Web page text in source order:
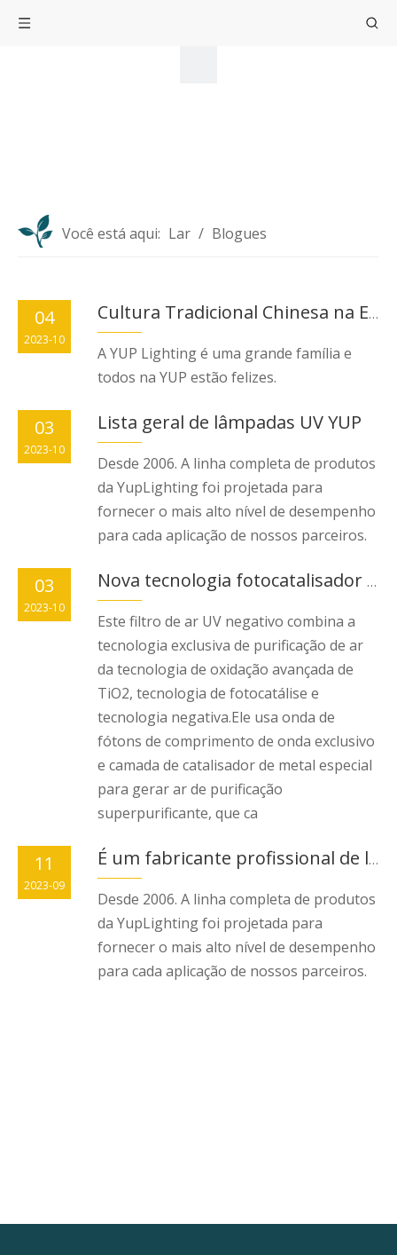
Você está aqui: Lar / Blogues
04
2023-10
Cultura Tradicional Chinesa na Empresa YUP
A YUP Lighting é uma grande família e
todos na YUP estão felizes.
03
2023-10
Lista geral de lâmpadas UV YUP
Desde 2006. A linha completa de produtos
da YupLighting foi projetada para
fornecer o mais alto nível de desempenho
para cada aplicação de nossos parceiros.
03
2023-10
Nova tecnologia fotocatalisador + íon negativo + UVC no sistema HVAC = 100% de eliminação de germes com novo ar fresco
Este filtro de ar UV negativo combina a
tecnologia exclusiva de purificação de ar
da tecnologia de oxidação avançada de
TiO2, tecnologia de fotocatálise e
tecnologia negativa.Ele usa onda de
fótons de comprimento de onda exclusivo
e camada de catalisador de metal especial
para gerar ar de purificação
superpurificante, que ca
11
2023-09
É um fabricante profissional de lâmpadas UV
Desde 2006. A linha completa de produtos
da YupLighting foi projetada para
fornecer o mais alto nível de desempenho
para cada aplicação de nossos parceiros.